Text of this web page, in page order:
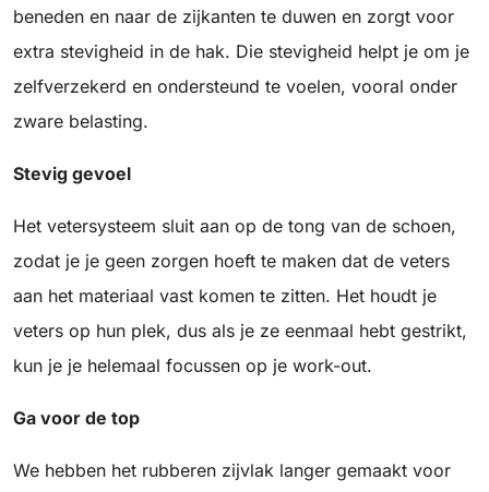
beneden en naar de zijkanten te duwen en zorgt voor
extra stevigheid in de hak. Die stevigheid helpt je om je
zelfverzekerd en ondersteund te voelen, vooral onder
zware belasting.
Stevig gevoel
Het vetersysteem sluit aan op de tong van de schoen,
zodat je je geen zorgen hoeft te maken dat de veters
aan het materiaal vast komen te zitten. Het houdt je
veters op hun plek, dus als je ze eenmaal hebt gestrikt,
kun je je helemaal focussen op je work-out.
Ga voor de top
We hebben het rubberen zijvlak langer gemaakt voor